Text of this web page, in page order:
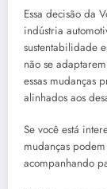
Essa decisão da
indústria
sustentabilidade
não se
essas mudanças
alinhados aos
Se você está
mudanças
acompanhando